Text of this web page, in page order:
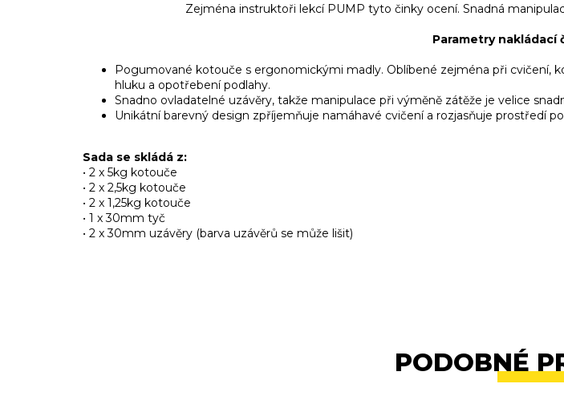
Zejména instruktoři lekcí PUMP tyto činky ocení. Snadná
Parametry nakládací
Pogumované kotouče s ergonomickými madly. Oblíbené zejména při cvičení,
hluku a opotřebení podlahy.
Snadno ovladatelné uzávěry, takže manipulace při výměně zátěže je velice
Unikátní barevný design zpříjemňuje namáhavé cvičení a rozjasňuje prostředí
Sada se skládá z:
• 2 x 5kg kotouče
• 2 x 2,5kg kotouče
• 2 x 1,25kg kotouče
• 1 x 30mm tyč
• 2 x 30mm uzávěry (barva uzávěrů se může lišit)
PODOBNÉ